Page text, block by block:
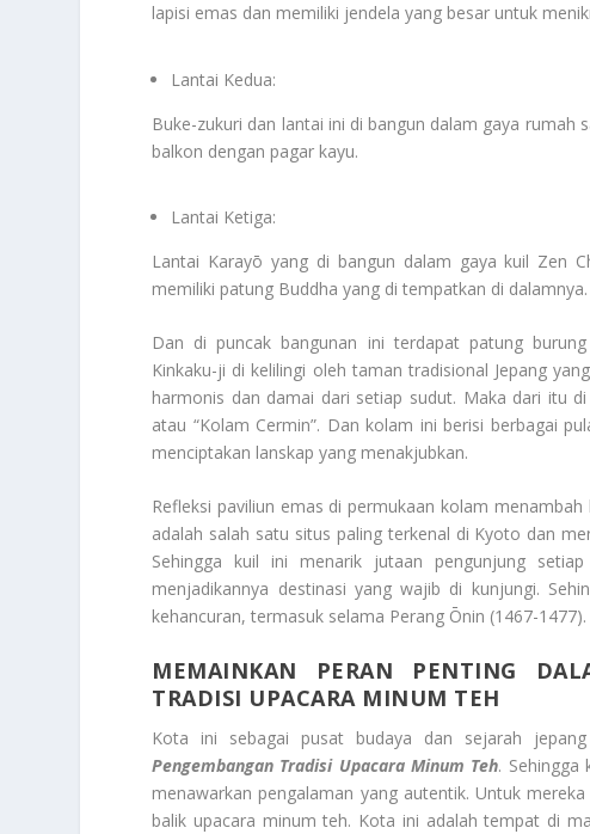
lapisi emas dan memiliki jendela yang besar untuk
Lantai Kedua:
Buke-zukuri dan lantai ini di bangun dalam gaya rumah
balkon dengan pagar kayu.
Lantai Ketiga:
Lantai Karayō yang di bangun dalam gaya kuil Zen
memiliki patung Buddha yang di tempatkan di dalamnya.
Dan di puncak bangunan ini terdapat patung
Kinkaku-ji di kelilingi oleh taman tradisional Jepang
harmonis dan damai dari setiap sudut. Maka dari itu
atau “Kolam Cermin”. Dan kolam ini berisi berbagai
menciptakan lanskap yang menakjubkan.
Refleksi paviliun emas di permukaan kolam
adalah salah satu situs paling terkenal di Kyoto dan
Sehingga kuil ini menarik jutaan pengunjung
menjadikannya destinasi yang wajib di kunjungi.
kehancuran, termasuk selama Perang Ōnin (1467-1477).
MEMAINKAN PERAN PENTING
TRADISI UPACARA MINUM TEH
Kota ini sebagai pusat budaya dan sejarah
Pengembangan Tradisi Upacara Minum Teh. Sehingga
menawarkan pengalaman yang autentik. Untuk
balik upacara minum teh. Kota ini adalah tempat di